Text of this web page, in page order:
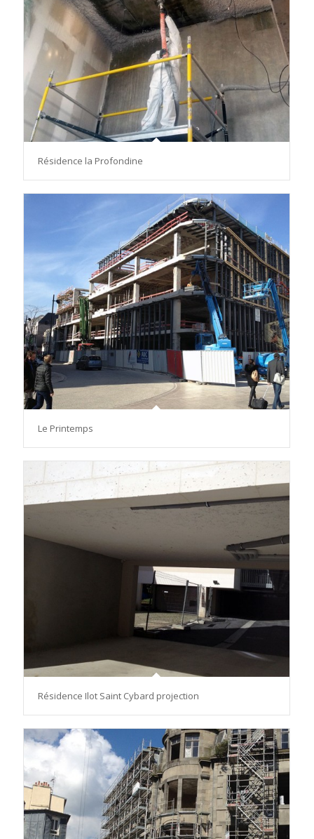
Résidence la Profondine
Le Printemps
Résidence Ilot Saint Cybard projection